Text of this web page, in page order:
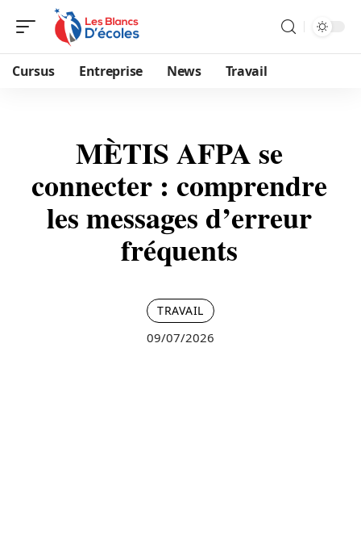
Cursus Entreprise News Travail
MÈTIS AFPA se
connecter : comprendre
les messages d’erreur
fréquents
TRAVAIL
09/07/2026